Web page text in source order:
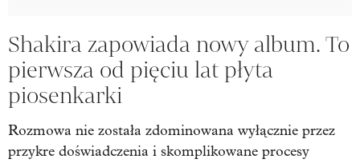
Shakira zapowiada nowy album. To
pierwsza od pięciu lat płyta
piosenkarki
Rozmowa nie została zdominowana wyłącznie przez
przykre doświadczenia i skomplikowane procesy